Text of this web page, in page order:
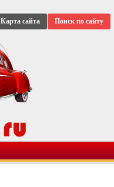
Карта сайта Поиск по сайту